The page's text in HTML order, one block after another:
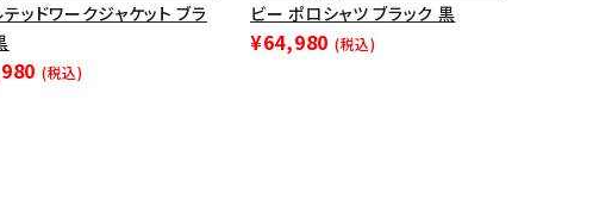
ッドワークジャケット ブラ
(税込)
ビー ポロシャツ ブラック 黒
¥64,980 (税込)